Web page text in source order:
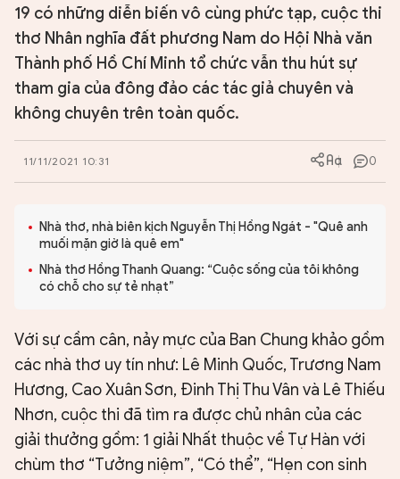
TRUYỀN THỐNG
TRUYỆN
DIỄN ĐÀN
CHUYÊN TRANG
19 có những diễn biến vô cùng phức tạp, cuộc thi
thơ Nhân nghĩa đất phương Nam do Hội Nhà văn
Thành phố Hồ Chí Minh tổ chức vẫn thu hút sự
tham gia của đông đảo các tác giả chuyên và
không chuyên trên toàn quốc.
11/11/2021 10:31 0
Nhà thơ, nhà biên kịch Nguyễn Thị Hồng Ngát - "Quê anh
muối mặn giờ là quê em"
Nhà thơ Hồng Thanh Quang: “Cuộc sống của tôi không
có chỗ cho sự tẻ nhạt”
Với sự cầm cân, nảy mực của Ban Chung khảo gồm
các nhà thơ uy tín như: Lê Minh Quốc, Trương Nam
Hương, Cao Xuân Sơn, Đinh Thị Thu Vân và Lê Thiếu
Nhơn, cuộc thi đã tìm ra được chủ nhân của các
giải thưởng gồm: 1 giải Nhất thuộc về Tự Hàn với
chùm thơ “Tưởng niệm”, “Có thể”, “Hẹn con sinh